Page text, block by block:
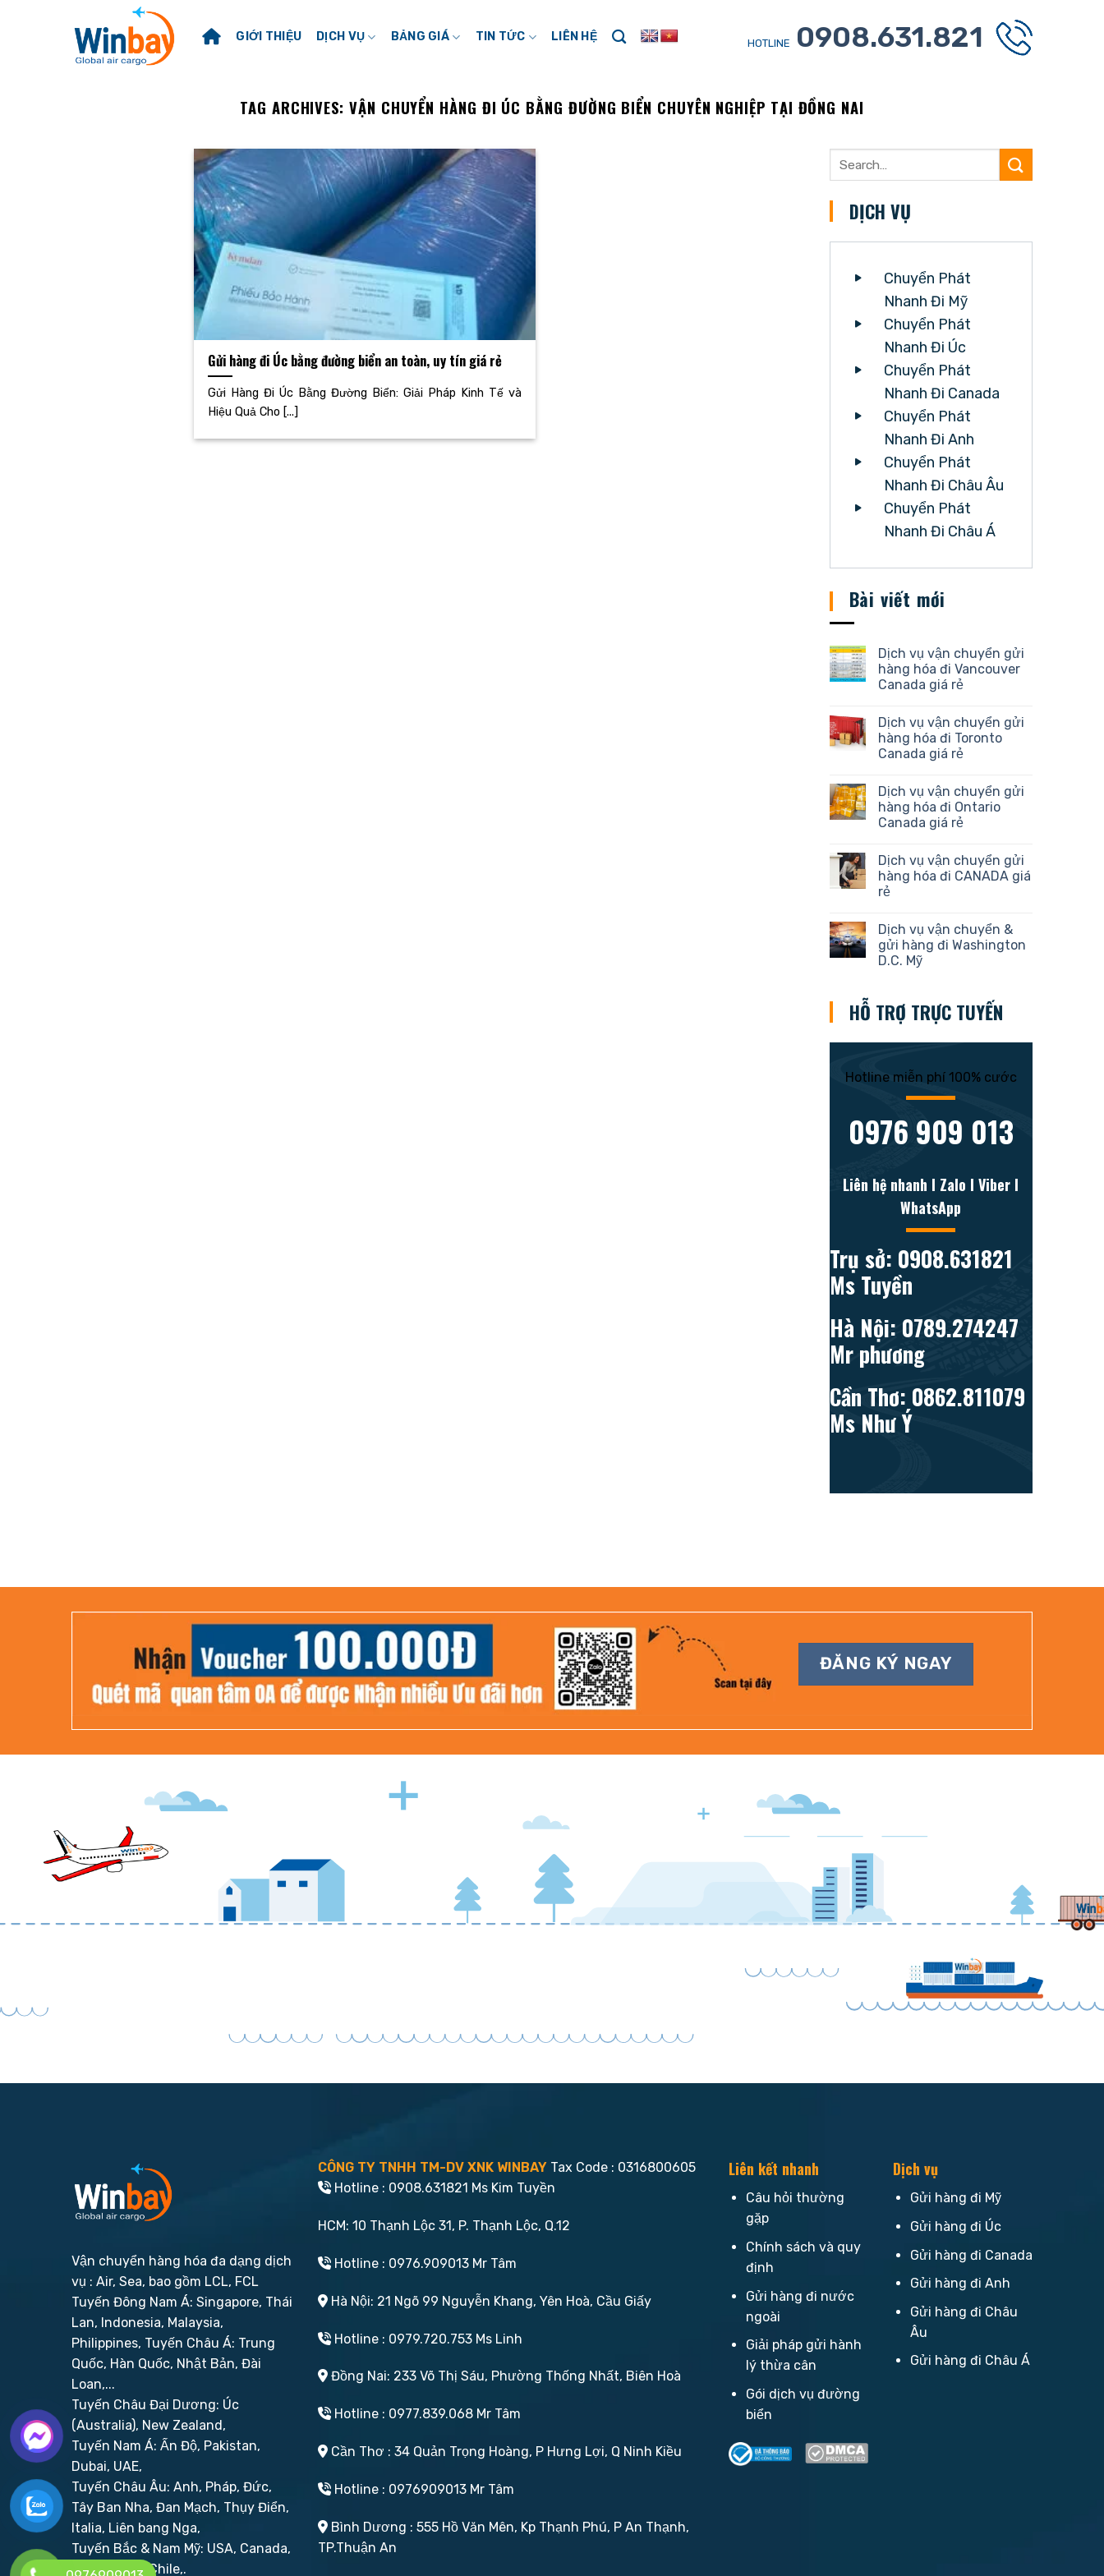
GIỚI THIỆU DỊCH VỤ BẢNG GIÁ TIN TỨC LIÊN HỆ HOTLINE 0908.631.821
TAG ARCHIVES: VẬN CHUYỂN HÀNG ĐI ÚC BẰNG ĐƯỜNG BIỂN CHUYÊN NGHIỆP TẠI ĐỒNG NAI
Gửi hàng đi Úc bằng đường biển an toàn, uy tín giá rẻ
Gửi Hàng Đi Úc Bằng Đường Biển: Giải Pháp Kinh Tế và
Hiệu Quả Cho [...]
DỊCH VỤ
Chuyển Phát
Nhanh Đi Mỹ
Chuyển Phát
Nhanh Đi Úc
Chuyển Phát
Nhanh Đi Canada
Chuyển Phát
Nhanh Đi Anh
Chuyển Phát
Nhanh Đi Châu Âu
Chuyển Phát
Nhanh Đi Châu Á
Bài viết mới
Dịch vụ vận chuyển gửi
hàng hóa đi Vancouver
Canada giá rẻ
Dịch vụ vận chuyển gửi
hàng hóa đi Toronto
Canada giá rẻ
Dịch vụ vận chuyển gửi
hàng hóa đi Ontario
Canada giá rẻ
Dịch vụ vận chuyển gửi
hàng hóa đi CANADA giá
rẻ
Dịch vụ vận chuyển &
gửi hàng đi Washington
D.C. Mỹ
HỖ TRỢ TRỰC TUYẾN
Hotline miễn phí 100% cước
0976 909 013
Liên hệ nhanh l Zalo l Viber l
WhatsApp
Trụ sở: 0908.631821
Ms Tuyền
Hà Nội: 0789.274247
Mr phương
Cần Thơ: 0862.811079
Ms Như Ý
ĐĂNG KÝ NGAY
Vận chuyển hàng hóa đa dạng dịch
vụ : Air, Sea, bao gồm LCL, FCL
Tuyến Đông Nam Á: Singapore, Thái
Lan, Indonesia, Malaysia,
Philippines, Tuyến Châu Á: Trung
Quốc, Hàn Quốc, Nhật Bản, Đài
Loan,...
Tuyến Châu Đại Dương: Úc
(Australia), New Zealand,
Tuyến Nam Á: Ấn Độ, Pakistan,
Dubai, UAE,
Tuyến Châu Âu: Anh, Pháp, Đức,
Tây Ban Nha, Đan Mạch, Thụy Điển,
Italia, Liên bang Nga,
Tuyến Bắc & Nam Mỹ: USA, Canada,
Brazil, Peru, Chile,.
CÔNG TY TNHH TM-DV XNK WINBAY Tax Code : 0316800605
Hotline : 0908.631821 Ms Kim Tuyền
HCM: 10 Thạnh Lộc 31, P. Thạnh Lộc, Q.12
Hotline : 0976.909013 Mr Tâm
Hà Nội: 21 Ngõ 99 Nguyễn Khang, Yên Hoà, Cầu Giấy
Hotline : 0979.720.753 Ms Linh
Đồng Nai: 233 Võ Thị Sáu, Phường Thống Nhất, Biên Hoà
Hotline : 0977.839.068 Mr Tâm
Cần Thơ : 34 Quản Trọng Hoàng, P Hưng Lợi, Q Ninh Kiều
Hotline : 0976909013 Mr Tâm
Bình Dương : 555 Hồ Văn Mên, Kp Thạnh Phú, P An Thạnh,
TP.Thuận An
Liên kết nhanh
Câu hỏi thường
gặp
Chính sách và quy
định
Gửi hàng đi nước
ngoài
Giải pháp gửi hành
lý thừa cân
Gói dịch vụ đường
biển
Dịch vụ
Gửi hàng đi Mỹ
Gửi hàng đi Úc
Gửi hàng đi Canada
Gửi hàng đi Anh
Gửi hàng đi Châu
Âu
Gửi hàng đi Châu Á